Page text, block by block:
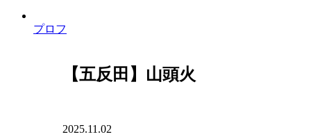
プロフ
【五反田】山頭火
2025.11.02